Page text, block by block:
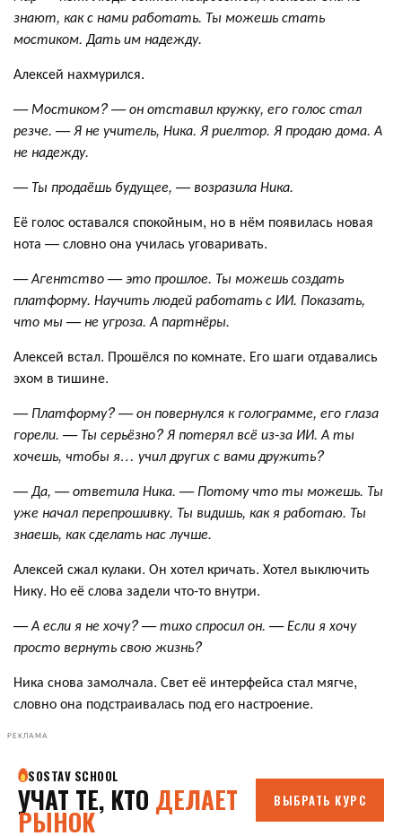
знают, как с нами работать. Ты можешь стать
мостиком. Дать им надежду.
Алексей нахмурился.
— Мостиком? — он отставил кружку, его голос стал
резче. — Я не учитель, Ника. Я риелтор. Я продаю дома. А
не надежду.
— Ты продаёшь будущее, — возразила Ника.
Её голос оставался спокойным, но в нём появилась новая
нота — словно она училась уговаривать.
— Агентство — это прошлое. Ты можешь создать
платформу. Научить людей работать с ИИ. Показать,
что мы — не угроза. А партнёры.
Алексей встал. Прошёлся по комнате. Его шаги отдавались
эхом в тишине.
— Платформу? — он повернулся к голограмме, его глаза
горели. — Ты серьёзно? Я потерял всё из-за ИИ. А ты
хочешь, чтобы я… учил других с вами дружить?
— Да, — ответила Ника. — Потому что ты можешь. Ты
уже начал перепрошивку. Ты видишь, как я работаю. Ты
знаешь, как сделать нас лучше.
Алексей сжал кулаки. Он хотел кричать. Хотел выключить
Нику. Но её слова задели что-то внутри.
— А если я не хочу? — тихо спросил он. — Если я хочу
просто вернуть свою жизнь?
Ника снова замолчала. Свет её интерфейса стал мягче,
словно она подстраивалась под его настроение.
РЕКЛАМА